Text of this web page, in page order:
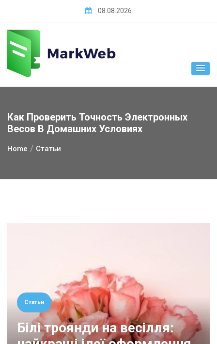
content
08.08.2026
Как Проверить Точность Электронных
Весов В Домашних Условиях
Home Статьи
Статьи
Білі троянди на весілля: